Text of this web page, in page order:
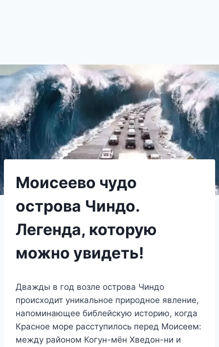
Моисеево чудо
острова Чиндо.
Легенда, которую
можно увидеть!
Дважды в год возле острова Чиндо
происходит уникальное природное явление,
напоминающее библейскую историю, когда
Красное море расступилось перед Моисеем:
между районом Когун-мён Хведон-ни и